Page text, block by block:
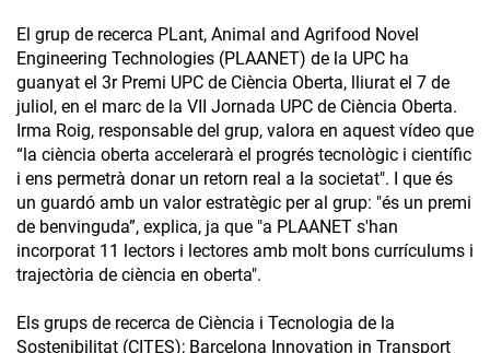
El grup de recerca PLant, Animal and Agrifood Novel
Engineering Technologies (PLAANET) de la UPC ha
guanyat el 3r Premi UPC de Ciència Oberta, lliurat el 7 de
juliol, en el marc de la VII Jornada UPC de Ciència Oberta.
Irma Roig, responsable del grup, valora en aquest vídeo que
“la ciència oberta accelerarà el progrés tecnològic i científic
i ens permetrà donar un retorn real a la societat". I que és
un guardó amb un valor estratègic per al grup: "és un premi
de benvinguda”, explica, ja que "a PLAANET s'han
incorporat 11 lectors i lectores amb molt bons currículums i
trajectòria de ciència en oberta".
Els grups de recerca de Ciència i Tecnologia de la
Sostenibilitat (CITES); Barcelona Innovation in Transport